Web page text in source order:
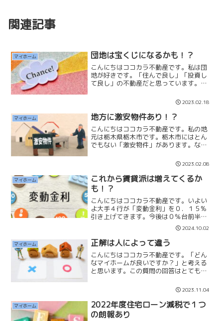
関連記事
マイホーム 団地は宝くじになるかも！？
こんにちはココカラ不動産です。私は団
地が好きです。「住んで良し」「投資し
て良し」の不動産だと思っています。価
をすればキレイに住むことができます。
キレイにして1,000万円以内で住めれ
ば、賃貸より良いのでは...
2023.02.18
マイホーム 地方に激安物件あり！？
こんにちはココカラ不動産です。私の地
元は栃木県栃木市です。栃木市にはとん
でもない「激安物件」があります。なん
は約203㎡、建物面積は約100㎡です。い
くら地方でも安過ぎです。不動産価格は
高騰しています...
2023.02.08
マイホーム
これから賃貸派は増えてくるか
も！？
こんにちはココカラ不動産です。いよい
よ大手４行が「変動金利」を０．１５%
引き上げてきます。今後は０％台前半だ
った金利が１%程度まで上昇するのかも
しれません。私はこれから「賃貸派」の
方が増えてくると思っています。それ
は、昨今の不動産相場の上昇...
2024.10.02
マイホーム 正解は人によって違う
こんにちはココカラ不動産です。「どん
なマイホームが良いですか？」と考える
と思います。この質問の回答はとても難
す。 私がお客様に提案するときは色々
とヒアリングをしています。「世帯年
収」「夫婦の働き方」「休日...
2023.11.04
マイホーム
2022年度住宅ローン減税で１つ
の朗報あり